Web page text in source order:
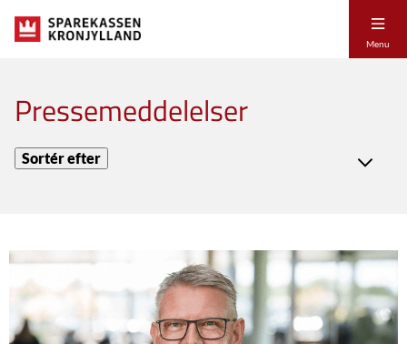
Menu
Pressemeddelelser
Sortér efter